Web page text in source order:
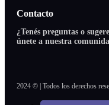
Contacto
¿Tenés preguntas o
únete a nuestra
2024 © | Todos los derechos